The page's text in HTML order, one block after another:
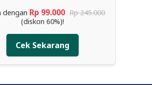
dengan Rp 99.000 Rp 245.000
(diskon 60%)!
Cek Sekarang